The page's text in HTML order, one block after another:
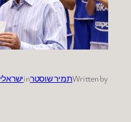
Written byתמיר שוסטרinישראלי